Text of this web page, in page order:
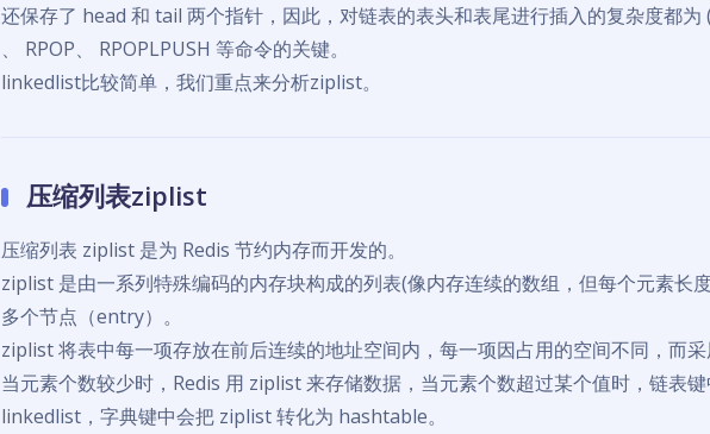
还保存了 head 和 tail 两个指针，因此，对链表的表头和表尾进行插入的复杂度都
、 RPOP、 RPOPLPUSH 等命令的关键。
linkedlist比较简单，我们重点来分析ziplist。
压缩列表ziplist
压缩列表 ziplist 是为 Redis 节约内存而开发的。
ziplist 是由一系列特殊编码的内存块构成的列表(像内存连续的数组，但每个元素长
多个节点（entry）。
ziplist 将表中每一项存放在前后连续的地址空间内，每一项因占用的空间不同，而采
当元素个数较少时，Redis 用 ziplist 来存储数据，当元素个数超过某个值时，链表
linkedlist，字典键中会把 ziplist 转化为 hashtable。